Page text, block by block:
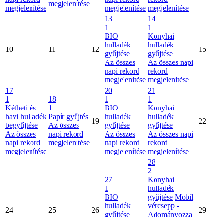
megjelenítése
megjelenítése
megjelenítése megjelenítése
10 11 12
13
1
BIO
hulladék
gyűjtése
Az összes
napi rekord
megjelenítése
14
1
Konyhai
hulladék
gyűjtése
Az összes napi
rekord
megjelenítése
15
17
1
Kétheti és
havi hulladék
begyűjtése
Az összes
napi rekord
megjelenítése
18
1
Papír gyűjtés
Az összes
napi rekord
megjelenítése
19
20
1
BIO
hulladék
gyűjtése
Az összes
napi rekord
megjelenítése
21
1
Konyhai
hulladék
gyűjtése
Az összes napi
rekord
megjelenítése
22
24 25 26
27
1
BIO
hulladék
gyűjtése
28
2
Konyhai
hulladék
gyűjtése Mobil
vércsepp -
Adományozza
29